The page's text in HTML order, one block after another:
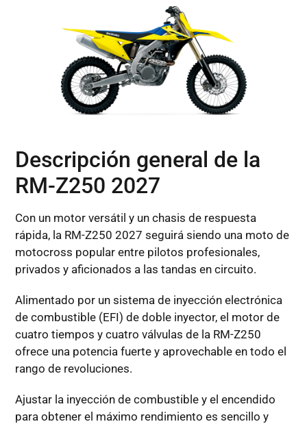
Descripción general de la
RM-Z250 2027
Con un motor versátil y un chasis de respuesta
rápida, la RM-Z250 2027 seguirá siendo una moto de
motocross popular entre pilotos profesionales,
privados y aficionados a las tandas en circuito.
Alimentado por un sistema de inyección electrónica
de combustible (EFI) de doble inyector, el motor de
cuatro tiempos y cuatro válvulas de la RM-Z250
ofrece una potencia fuerte y aprovechable en todo el
rango de revoluciones.
Ajustar la inyección de combustible y el encendido
para obtener el máximo rendimiento es sencillo y